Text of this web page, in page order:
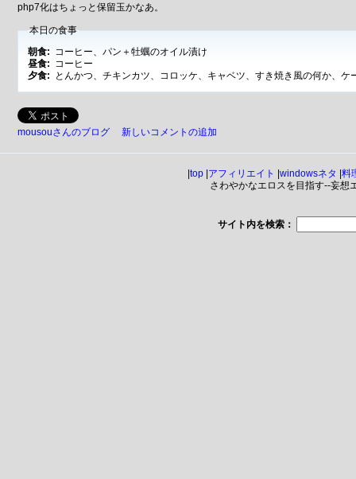
php7化はちょっと保留玉かなあ。
本日の食事
朝食: コーヒー、パン＋牡蠣のオイル漬け
昼食: コーヒー
夕食:
とんかつ、チキンカツ、コロッケ、キャベツ、すき焼き風の何か、ケ
mousouさんのブログ 新しいコメントの追加
|top アフィリエイト |windowsネタ |料
さわやかなエロスを目指す--妄
サイト内を検索：